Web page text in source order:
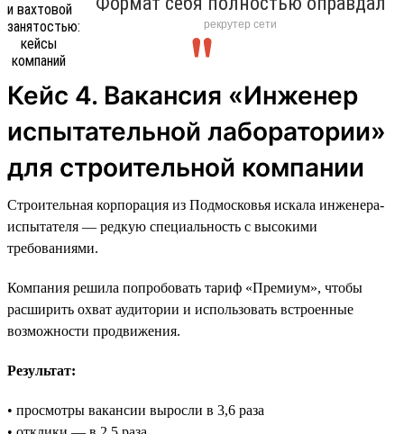
рекрутер сети
Кейс 4. Вакансия «Инженер
испытательной лаборатории»
для строительной компании
Строительная корпорация из Подмосковья искала инженера-
испытателя — редкую специальность с высокими
требованиями.
Компания решила попробовать тариф «Премиум», чтобы
расширить охват аудитории и использовать встроенные
возможности продвижения.
Результат:
• просмотры вакансии выросли в 3,6 раза